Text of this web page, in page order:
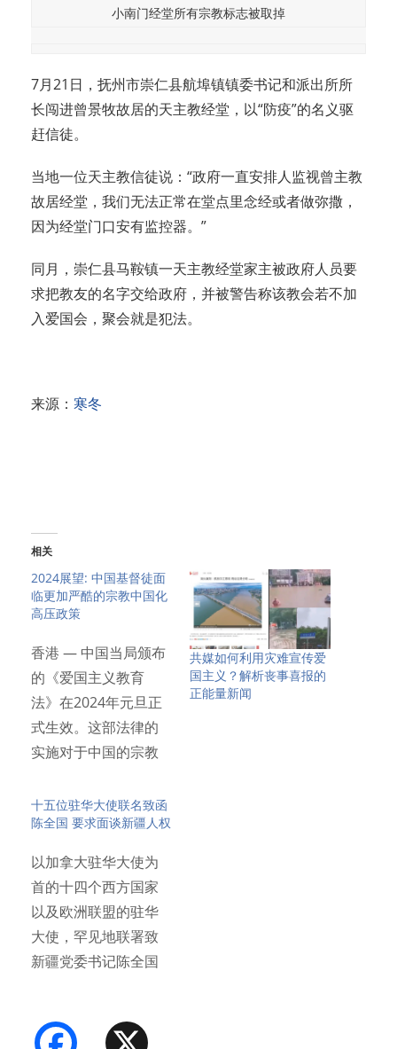
小南门经堂所有宗教标志被取掉
7月21日，抚州市崇仁县航埠镇镇委书记和派出所所
长闯进曾景牧故居的天主教经堂，以“防疫”的名义驱
赶信徒。
当地一位天主教信徒说：“政府一直安排人监视曾主教
故居经堂，我们无法正常在堂点里念经或者做弥撒，
因为经堂门口安有监控器。”
同月，崇仁县马鞍镇一天主教经堂家主被政府人员要
求把教友的名字交给政府，并被警告称该教会若不加
入爱国会，聚会就是犯法。
来源： 寒冬
相关
2024展望: 中国基督徒面
临更加严酷的宗教中国化
高压政策
香港 — 中国当局颁布
的《爱国主义教育
法》在2024年元旦正
式生效。这部法律的
实施对于中国的宗教
共媒如何利用灾难宣传爱
国主义？解析丧事喜报的
正能量新闻
十五位驻华大使联名致函
陈全国 要求面谈新疆人权
以加拿大驻华大使为
首的十四个西方国家
以及欧洲联盟的驻华
大使，罕见地联署致
新疆党委书记陈全国
Facebook